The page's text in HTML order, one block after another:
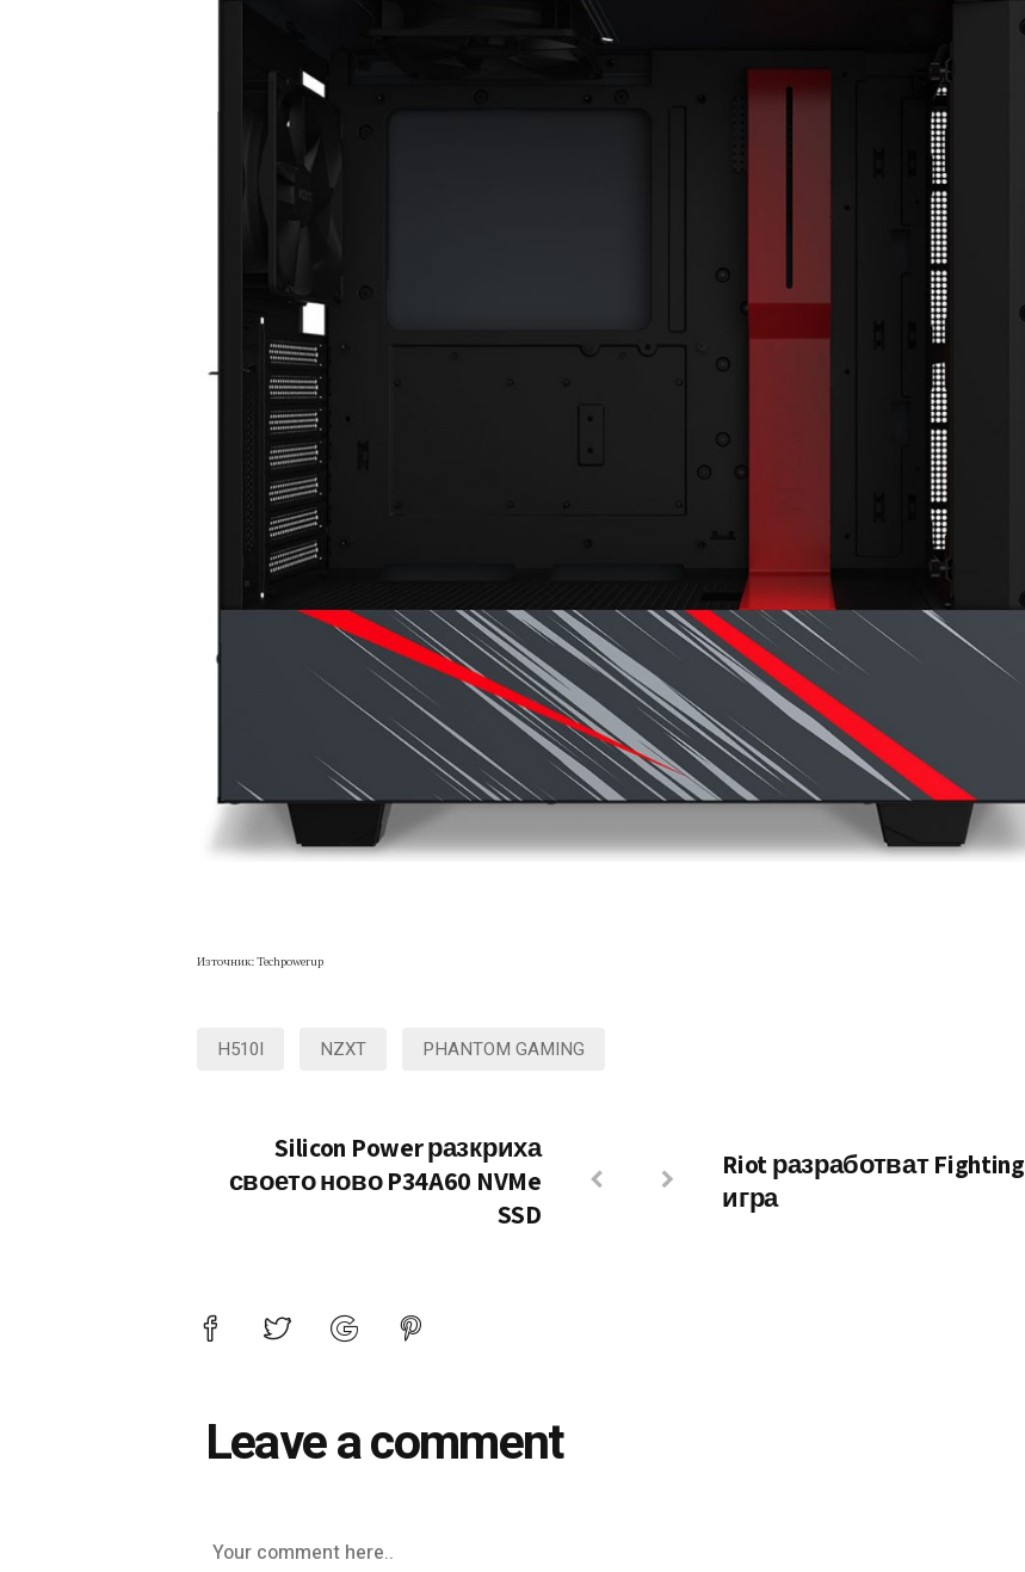
Източник: Techpowerup
H510I NZXT PHANTOM GAMING
Silicon Power разкриха
своето ново P34A60 NVMe
SSD
Riot разработват Fighting
игра
Leave a comment